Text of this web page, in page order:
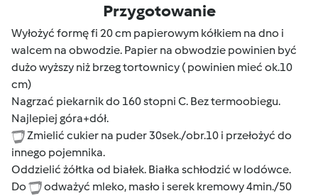
Przygotowanie
Wyłożyć formę fi 20 cm papierowym kółkiem na dno i
walcem na obwodzie. Papier na obwodzie powinien być
dużo wyższy niż brzeg tortownicy ( powinien mieć ok.10
cm)
Nagrzać piekarnik do 160 stopni C. Bez termoobiegu.
Najlepiej góra+dół.
Zmielić cukier na puder 30sek./obr.10 i przełożyć do
innego pojemnika.
Oddzielić żółtka od białek. Białka schłodzić w lodówce.
Do
odważyć mleko, masło i serek kremowy 4min./50